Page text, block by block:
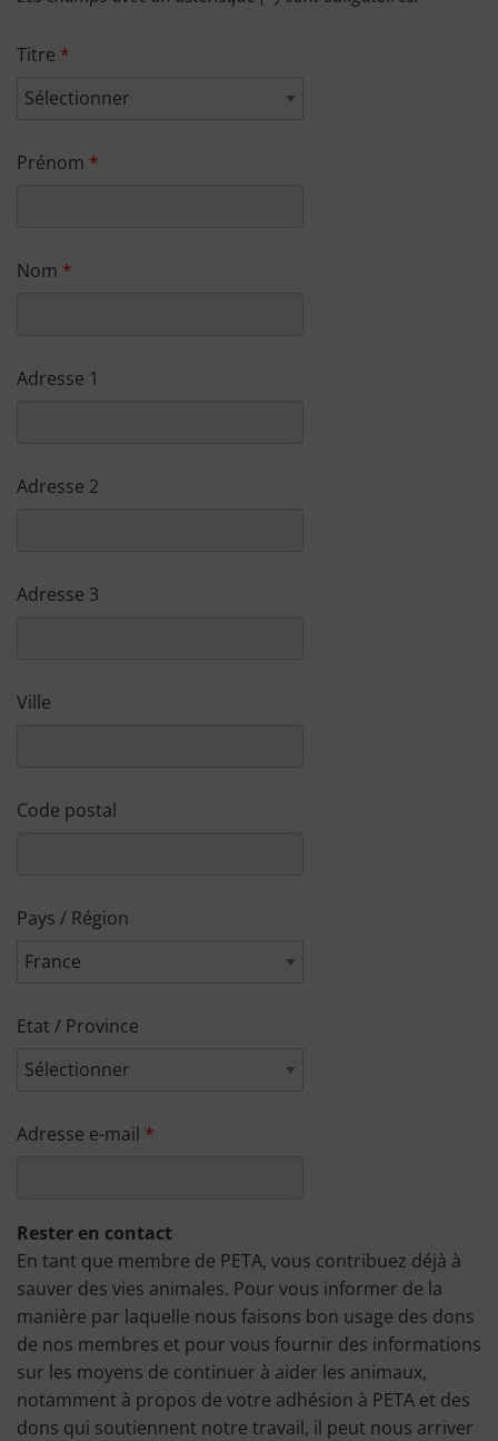
Titre
Prénom
Nom
Adresse 1
Adresse 2
Adresse 3
Ville
Code postal
Pays / Région
Etat / Province
Adresse e-mail
Rester en contact
En tant que membre de PETA, vous contribuez déjà à
sauver des vies animales. Pour vous informer de la
manière par laquelle nous faisons bon usage des dons
de nos membres et pour vous fournir des informations
sur les moyens de continuer à aider les animaux,
notamment à propos de votre adhésion à PETA et des
dons qui soutiennent notre travail, il peut nous arriver